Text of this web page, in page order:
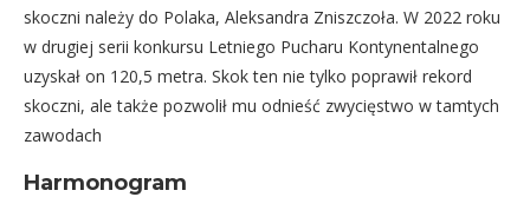
skoczni należy do Polaka, Aleksandra Zniszczoła. W 2022 roku
w drugiej serii konkursu Letniego Pucharu Kontynentalnego
uzyskał on 120,5 metra. Skok ten nie tylko poprawił rekord
skoczni, ale także pozwolił mu odnieść zwycięstwo w tamtych
zawodach
Harmonogram